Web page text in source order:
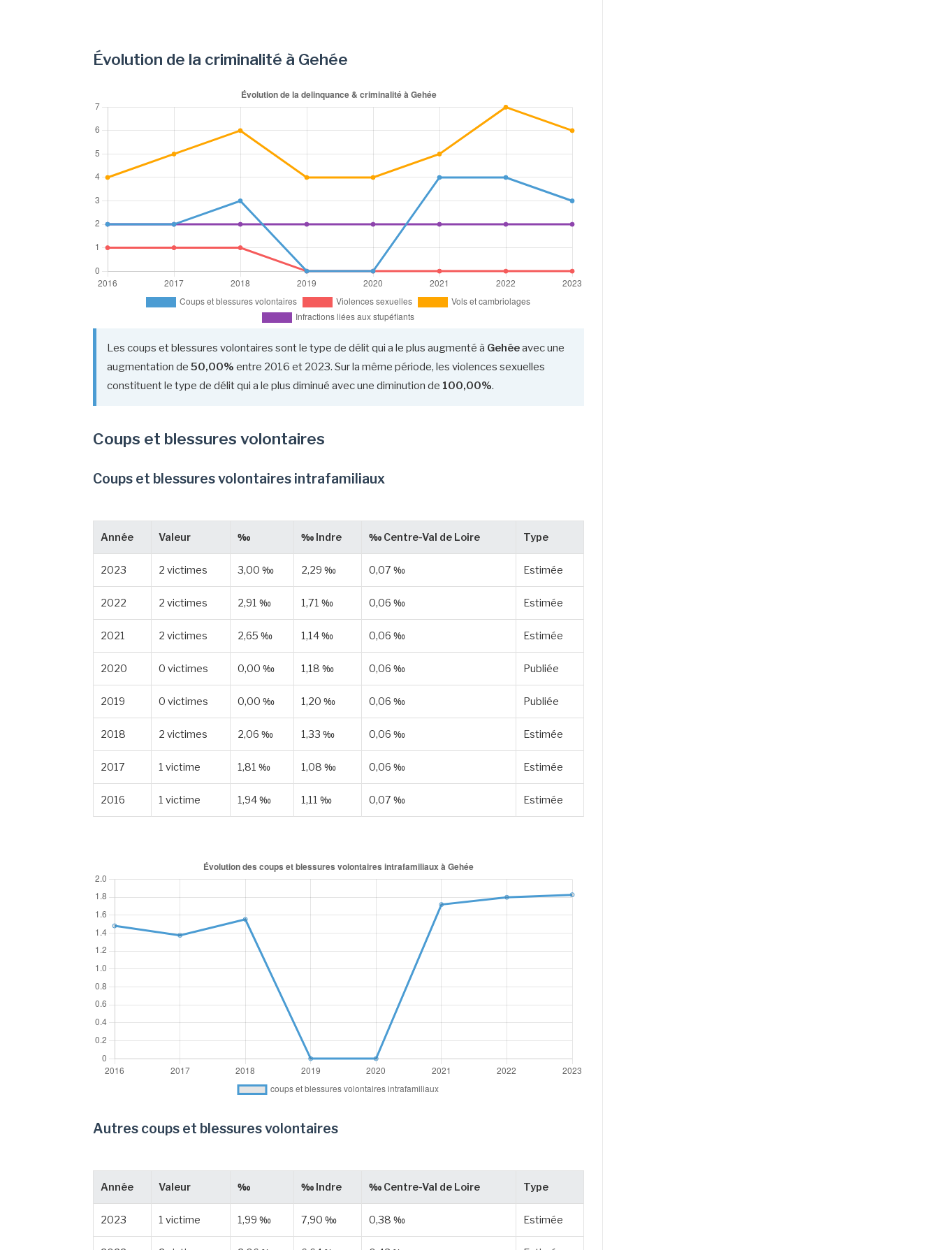
Évolution de la criminalité à Gehée
Les coups et blessures volontaires sont le type de délit qui a le plus augmenté à Gehéeavec une
augmentation de 50,00% entre 2016 et 2023. Sur la même période, les violences sexuelles
constituent le type de délit qui a le plus diminué avec une diminution de 100,00%.
Coups et blessures volontaires
Coups et blessures volontaires intrafamiliaux
Année Valeur ‰ ‰ Indre ‰ Centre-Val de Loire Type
2023 2 victimes 3,00 ‰ 2,29 ‰ 0,07 ‰ Estimée
2022 2 victimes 2,91 ‰ 1,71 ‰ 0,06 ‰ Estimée
2021 2 victimes 2,65 ‰ 1,14 ‰ 0,06 ‰ Estimée
2020 0 victimes 0,00 ‰ 1,18 ‰ 0,06 ‰ Publiée
2019 0 victimes 0,00 ‰ 1,20 ‰ 0,06 ‰ Publiée
2018 2 victimes 2,06 ‰ 1,33 ‰ 0,06 ‰ Estimée
2017 1 victime 1,81 ‰ 1,08 ‰ 0,06 ‰ Estimée
2016 1 victime 1,94 ‰ 1,11 ‰ 0,07 ‰ Estimée
Autres coups et blessures volontaires
Année Valeur ‰ ‰ Indre ‰ Centre-Val de Loire Type
2023 1 victime 1,99 ‰ 7,90 ‰ 0,38 ‰ Estimée